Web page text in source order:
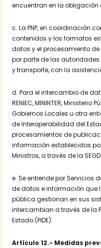
encuentran en la obligación
c. La PNP, en coordinación
contenidos y los formatos
datos y el procesamiento
por parte de las
y transporte, con la
d. Para el intercambio de
RENIEC, MININTER,
Gobiernos Locales u otra
de Interoperabilidad del
procesamientos de
información establecidos
Ministros, a través de la
e. Se entiende por Servicios
de datos e información
pública gestionan en sus
intercambian a través de la
Estado (PIDE).
Artículo 12.- Medidas